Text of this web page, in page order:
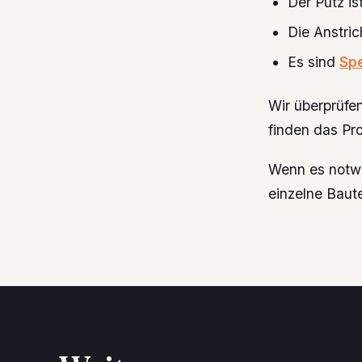
Die
Es sind
Wir
finden das
Wenn es
einzelne